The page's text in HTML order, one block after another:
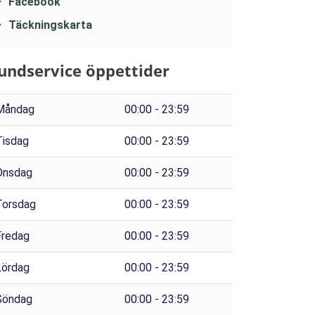
Täckningskarta
öppettider
00:00 - 23:59
00:00 - 23:59
00:00 - 23:59
00:00 - 23:59
00:00 - 23:59
00:00 - 23:59
00:00 - 23:59